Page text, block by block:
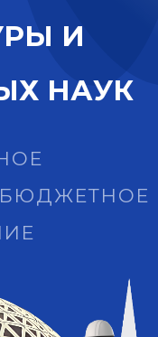
РЫ И
Х НАУК